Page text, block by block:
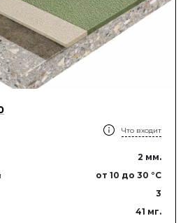
Что входит
2 мм.
от 10 до 30 °C
3
41 мг.